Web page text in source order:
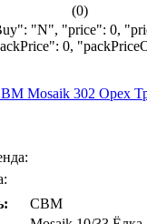
(0)
"N", "price": 0,
0,
CBM